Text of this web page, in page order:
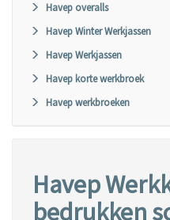
Havep overalls
Havep Winter Werkjassen
Havep Werkjassen
Havep korte werkbroek
Havep werkbroeken
Havep
bedrukken